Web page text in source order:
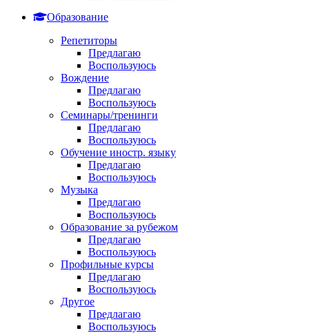
Образование
Репетиторы
Предлагаю
Воспользуюсь
Вождение
Предлагаю
Воспользуюсь
Семинары/тренинги
Предлагаю
Воспользуюсь
Обучение иностр. языку
Предлагаю
Воспользуюсь
Музыка
Предлагаю
Воспользуюсь
Образование за рубежом
Предлагаю
Воспользуюсь
Профильные курсы
Предлагаю
Воспользуюсь
Другое
Предлагаю
Воспользуюсь